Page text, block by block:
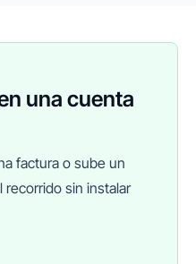
una cuenta
factura o sube un
sin instalar